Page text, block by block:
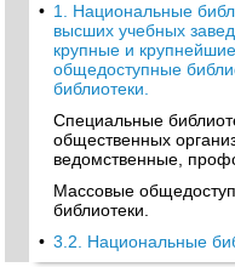
• 1. Национальные
высших учеб­ных
крупные и
общедоступные
библиотеки.
Специальные
общественных
ведомственные,
Массовые
библиотеки.
• 3.2. Национальные